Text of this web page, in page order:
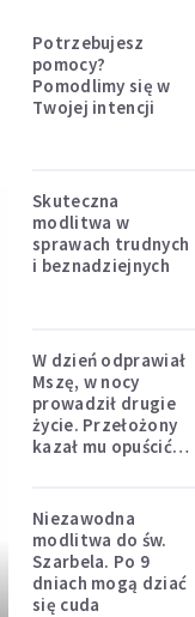
Potrzebujesz
pomocy?
Pomodlimy się w
Twojej intencji
Skuteczna
modlitwa w
sprawach trudnych
i beznadziejnych
W dzień odprawiał
Mszę, w nocy
prowadził drugie
życie. Przełożony
kazał mu opuścić
Niezawodna
modlitwa do św.
Szarbela. Po 9
dniach mogą dziać
się cuda